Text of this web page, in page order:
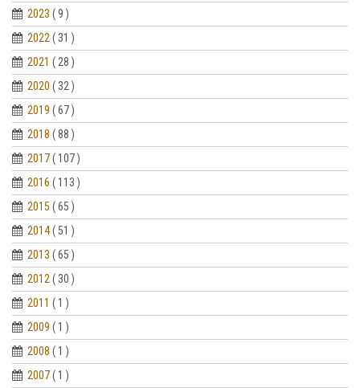
2023 ( 9 )
2022 ( 31 )
2021 ( 28 )
2020 ( 32 )
2019 ( 67 )
2018 ( 88 )
2017( 107 )
2016 ( 113 )
2015 ( 65 )
2014( 51 )
2013 ( 65 )
2012 ( 30 )
2011 ( 1 )
2009 ( 1 )
2008 ( 1 )
2007( 1 )